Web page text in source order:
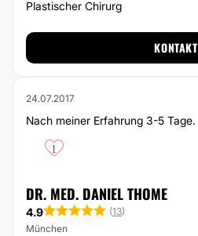
Plastischer Chirurg
KONTAKT
24.07.2017
Nach meiner Erfahrung 3-5 Tage.
1
DR. MED. DANIEL THOME
4.9 (13)
München